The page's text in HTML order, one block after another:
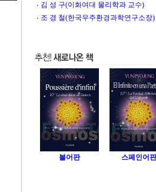
김 성 구(이화여대 물리학과 교수)
조 경 철(한국우주환경과학연구소장)
불어판 스페인어판